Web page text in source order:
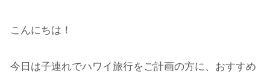
こんにちは！
今日は子連れでハワイ旅行をご計画の方に、おすすめ